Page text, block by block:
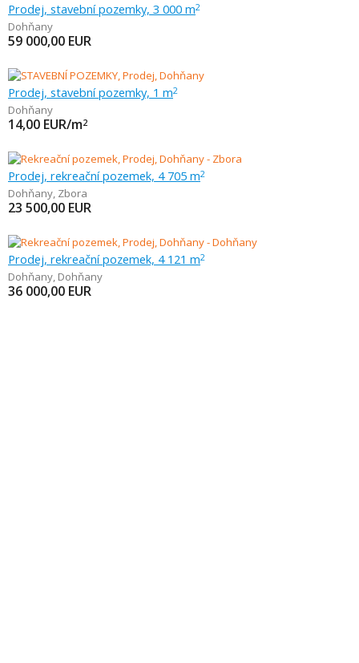
Prodej, stavební pozemky, 3 000 m2
Dohňany
59 000,00 EUR
Prodej, stavební pozemky, 1 m2
Dohňany
14,00 EUR/m2
Prodej, rekreační pozemek, 4 705 m2
Dohňany, Zbora
23 500,00 EUR
Prodej, rekreační pozemek, 4 121 m2
Dohňany, Dohňany
36 000,00 EUR